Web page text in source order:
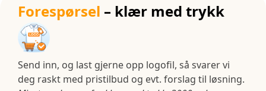
Forespørsel – klær med trykk
Send inn, og last gjerne opp logofil, så svarer vi
deg raskt med pristilbud og evt. forslag til løsning.